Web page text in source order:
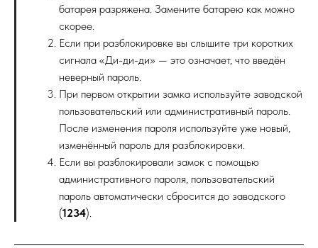
батарея разряжена. Замените батарею как можно
скорее.
Если при разблокировке вы слышите три коротких
сигнала «Ди-ди-ди» — это означает, что введён
неверный пароль.
При первом открытии замка используйте заводской
пользовательский или административный пароль.
После изменения пароля используйте уже новый,
изменённый пароль для разблокировки.
Если вы разблокировали замок с помощью
административного пароля, пользовательский
пароль автоматически сбросится до заводского
(1234).